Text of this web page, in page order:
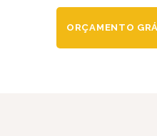
ORÇAMENTO